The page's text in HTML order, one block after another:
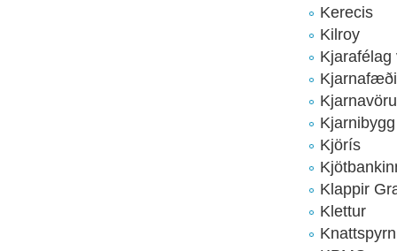
Kerecis
Kilroy
Kjarnafæði
Kjarnibygg
Kjörís
Klappir
Klettur